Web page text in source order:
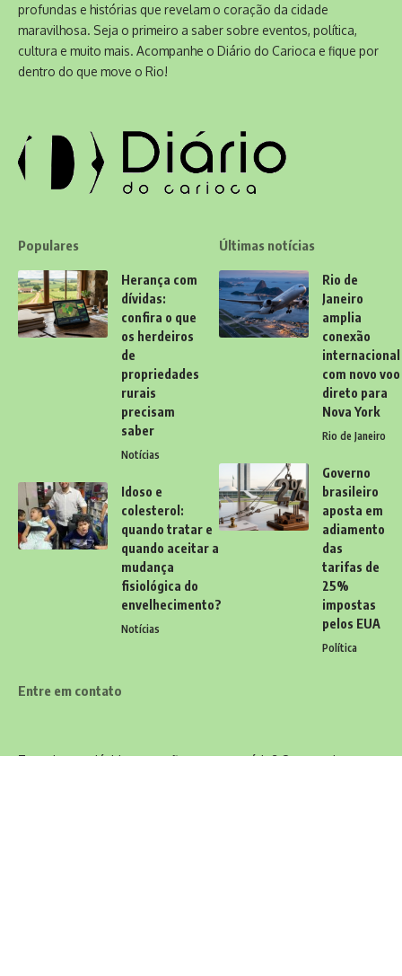
profundas e histórias que revelam o coração da cidade
maravilhosa. Seja o primeiro a saber sobre eventos, política,
cultura e muito mais. Acompanhe o Diário do Carioca e fique por
dentro do que move o Rio!
Populares
Herança com
dívidas:
confira o que
os herdeiros
de
propriedades
rurais
precisam
saber
Notícias
Idoso e
colesterol:
quando tratar e
quando aceitar a
mudança
fisiológica do
envelhecimento?
Notícias
Últimas notícias
Rio de
Janeiro
amplia
conexão
internacional
com novo voo
direto para
Nova York
Rio de Janeiro
Governo
brasileiro
aposta em
adiamento
das
tarifas de
25%
impostas
pelos EUA
Política
Entre em contato
Tem alguma dúvida, sugestão ou comentário? Quer enviar uma